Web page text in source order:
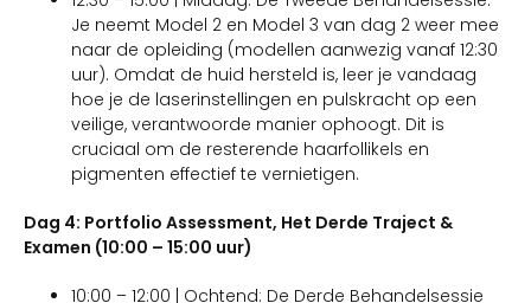
Je neemt Model 2 en Model 3 van dag 2 weer mee
naar de opleiding (modellen aanwezig vanaf 12:30
uur). Omdat de huid hersteld is, leer je vandaag
hoe je de laserinstellingen en pulskracht op een
veilige, verantwoorde manier ophoogt. Dit is
cruciaal om de resterende haarfollikels en
pigmenten effectief te vernietigen.
Dag 4: Portfolio Assessment, Het Derde Traject &
Examen (10:00 – 15:00 uur)
10:00 – 12:00 | Ochtend: De Derde Behandelsessie